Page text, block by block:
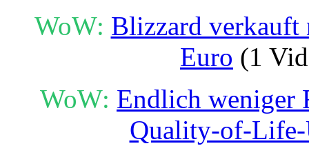
WoW: Blizzard verkauft
Euro (1
WoW: Endlich weniger
Quality-of-Life-